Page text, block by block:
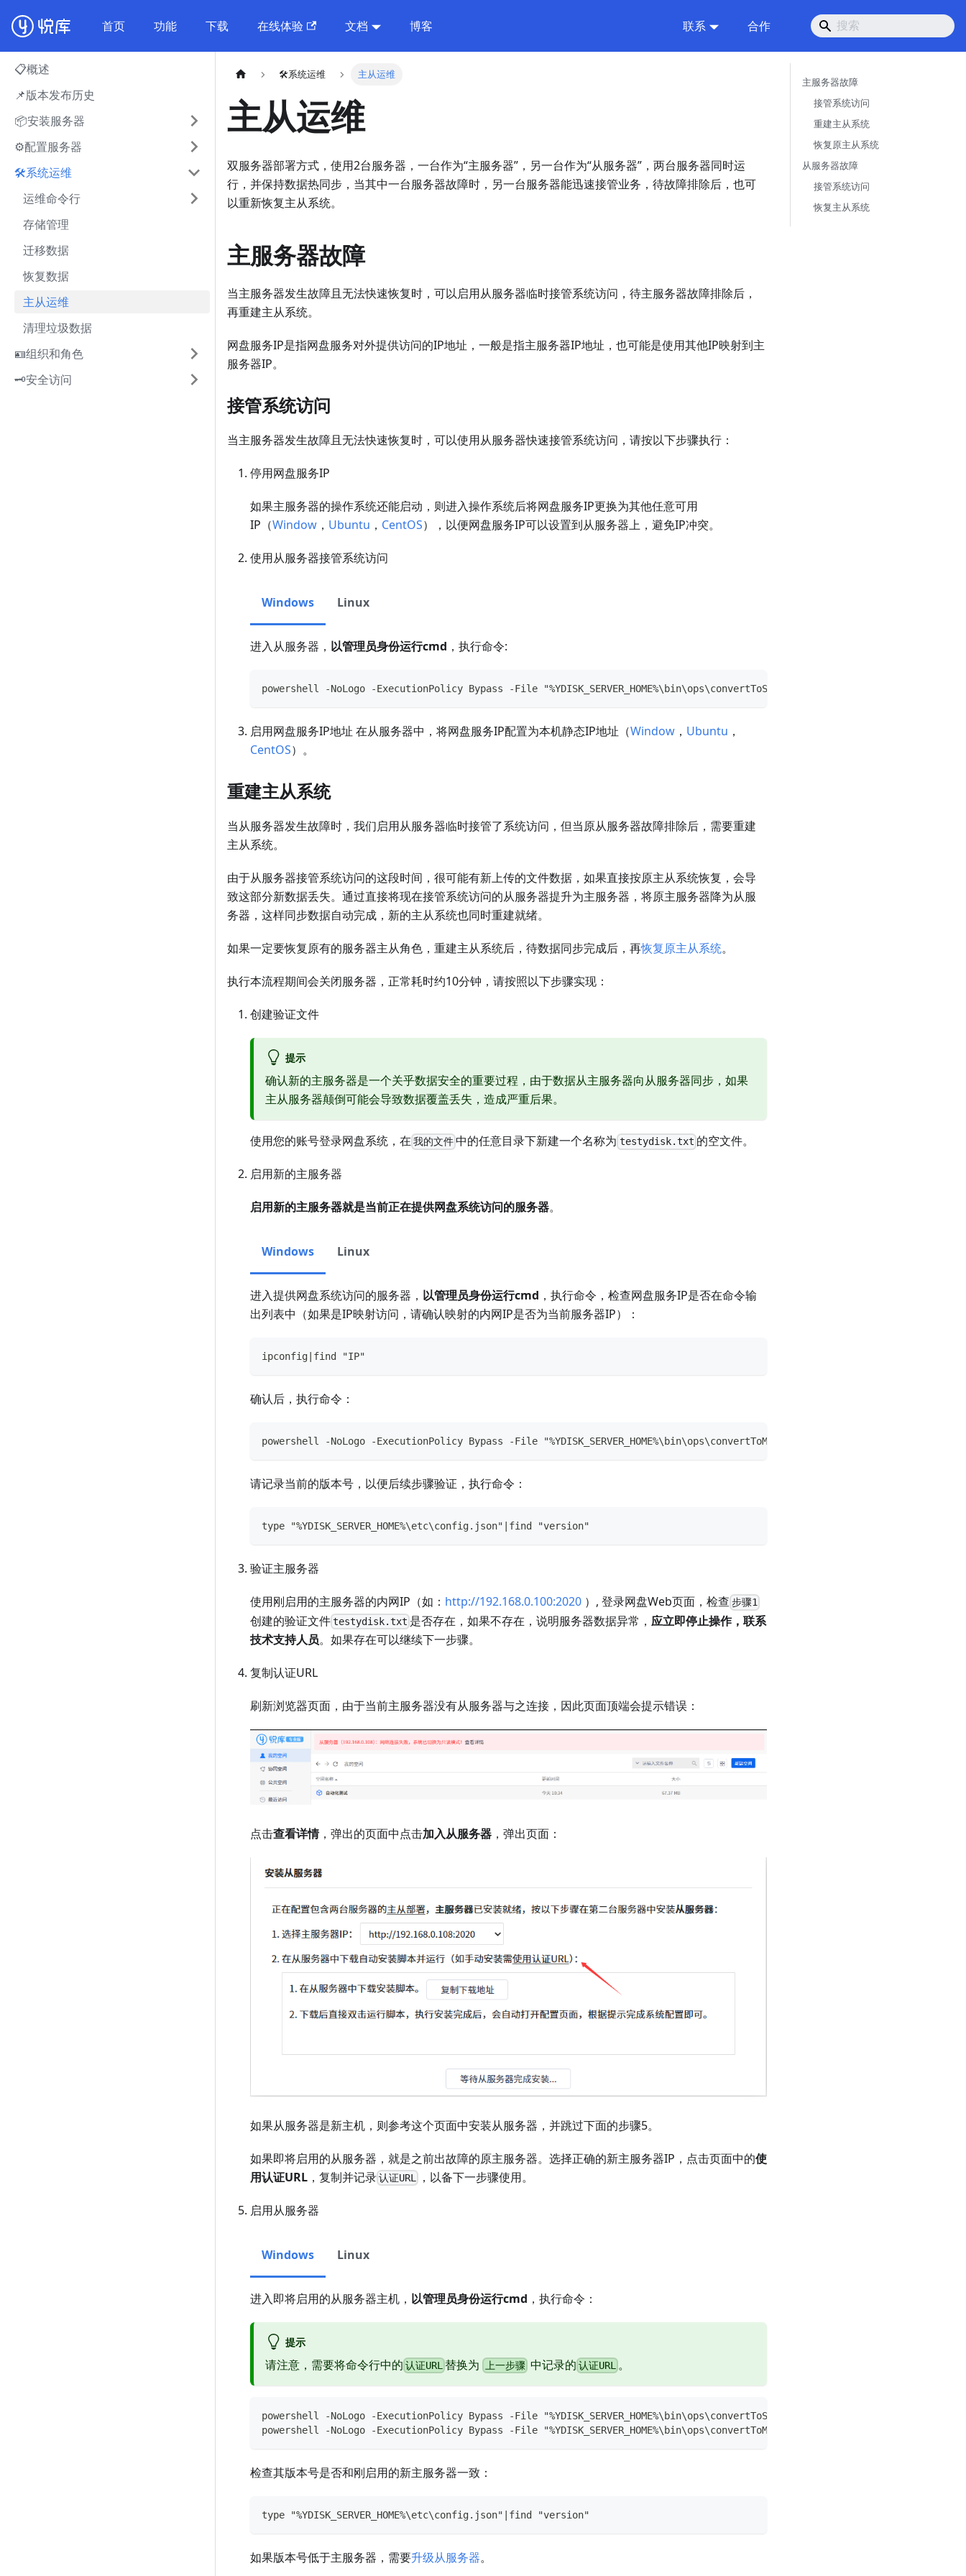
首页 功能 下载 在线体验 文档 博客 联系 合作
📋概述
📌版本发布历史
📦安装服务器
⚙️配置服务器
🛠系统运维
运维命令行
存储管理
迁移数据
恢复数据
主从运维
清理垃圾数据
🪪组织和角色
🗝安全访问
🛠系统运维 主从运维
主从运维
双服务器部署方式，使用2台服务器，一台作为“主服务器”，另一台作为“从服务器”，两台服务器同时运
行，并保持数据热同步，当其中一台服务器故障时，另一台服务器能迅速接管业务，待故障排除后，也可
以重新恢复主从系统。
主服务器故障
当主服务器发生故障且无法快速恢复时，可以启用从服务器临时接管系统访问，待主服务器故障排除后，
再重建主从系统。
网盘服务IP是指网盘服务对外提供访问的IP地址，一般是指主服务器IP地址，也可能是使用其他IP映射到主
服务器IP。
接管系统访问
当主服务器发生故障且无法快速恢复时，可以使用从服务器快速接管系统访问，请按以下步骤执行：
停用网盘服务IP
如果主服务器的操作系统还能启动，则进入操作系统后将网盘服务IP更换为其他任意可用
IP（Window ， Ubuntu ， CentOS），以便网盘服务IP可以设置到从服务器上，避免IP冲突。
使用从服务器接管系统访问
Windows Linux
进入从服务器， 以管理员身份运行cmd ，执行命令:
powershell -NoLogo -ExecutionPolicy Bypass -File "%YDISK_SERVER_HOME%\bin\ops\convertToSingle.ps1"
启用网盘服务IP地址 在从服务器中，将网盘服务IP配置为本机静态IP地址（Window ， Ubuntu ，
CentOS）。
重建主从系统
当从服务器发生故障时，我们启用从服务器临时接管了系统访问，但当原从服务器故障排除后，需要重建
主从系统。
由于从服务器接管系统访问的这段时间，很可能有新上传的文件数据，如果直接按原主从系统恢复，会导
致这部分新数据丢失。通过直接将现在接管系统访问的从服务器提升为主服务器，将原主服务器降为从服
务器，这样同步数据自动完成，新的主从系统也同时重建就绪。
如果一定要恢复原有的服务器主从角色，重建主从系统后，待数据同步完成后，再恢复原主从系统。
执行本流程期间会关闭服务器，正常耗时约10分钟，请按照以下步骤实现：
创建验证文件
提示
确认新的主服务器是一个关乎数据安全的重要过程，由于数据从主服务器向从服务器同步，如果
主从服务器颠倒可能会导致数据覆盖丢失，造成严重后果。
使用您的账号登录网盘系统，在 我的文件 中的任意目录下新建一个名称为 testydisk.txt 的空文件。
启用新的主服务器
启用新的主服务器就是当前正在提供网盘系统访问的服务器。
Windows Linux
进入提供网盘系统访问的服务器， 以管理员身份运行cmd ，执行命令，检查网盘服务IP是否在命令输
出列表中（如果是IP映射访问，请确认映射的内网IP是否为当前服务器IP）：
ipconfig|find "IP"
确认后，执行命令：
powershell -NoLogo -ExecutionPolicy Bypass -File "%YDISK_SERVER_HOME%\bin\ops\convertToMS.ps1" -Deployment master
请记录当前的版本号，以便后续步骤验证，执行命令：
type "%YDISK_SERVER_HOME%\etc\config.json"|find "version"
验证主服务器
使用刚启用的主服务器的内网IP（如： http://192.168.0.100:2020 ）, 登录网盘Web页面，检查 步骤1
创建的验证文件testydisk.txt 是否存在，如果不存在，说明服务器数据异常，应立即停止操作，联系
技术支持人员。如果存在可以继续下一步骤。
复制认证URL
刷新浏览器页面，由于当前主服务器没有从服务器与之连接，因此页面顶端会提示错误：
点击查看详情，弹出的页面中点击加入从服务器 ，弹出页面：
如果从服务器是新主机，则参考这个页面中安装从服务器，并跳过下面的步骤5。
如果即将启用的从服务器，就是之前出故障的原主服务器。选择正确的新主服务器IP，点击页面中的使
用认证URL ，复制并记录认证URL ，以备下一步骤使用。
启用从服务器
Windows Linux
进入即将启用的从服务器主机， 以管理员身份运行cmd ，执行命令：
提示
请注意，需要将命令行中的 认证URL 替换为 上一步骤中记录的 认证URL 。
powershell -NoLogo -ExecutionPolicy Bypass -File "%YDISK_SERVER_HOME%\bin\ops\convertToSingle.ps1"
powershell -NoLogo -ExecutionPolicy Bypass -File "%YDISK_SERVER_HOME%\bin\ops\convertToMS.ps1" -Deployment slave -AuthUrl "
检查其版本号是否和刚启用的新主服务器一致：
type "%YDISK_SERVER_HOME%\etc\config.json"|find "version"
如果版本号低于主服务器，需要升级从服务器。
主服务器故障
接管系统访问
重建主从系统
恢复原主从系统
从服务器故障
接管系统访问
恢复主从系统